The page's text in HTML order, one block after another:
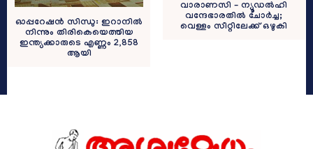
ഓപ്പറേഷൻ സിന്ധു: ഇറാനിൽ
നിന്നും തിരികെയെത്തിയ
ഇന്ത്യക്കാരുടെ എണ്ണം 2,858
ആയി
വാരാണസി – ന്യൂഡൽഹി
വന്ദേഭാരതിൽ ചോർച്ച;
വെള്ളം സീറ്റിലേക്ക് ഒഴുകി